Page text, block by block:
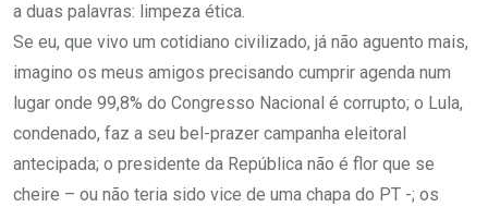
a duas palavras: limpeza ética.
Se eu, que vivo um cotidiano civilizado, já não aguento mais,
imagino os meus amigos precisando cumprir agenda num
lugar onde 99,8% do Congresso Nacional é corrupto; o Lula,
condenado, faz a seu bel-prazer campanha eleitoral
antecipada; o presidente da República não é flor que se
cheire – ou não teria sido vice de uma chapa do PT -; os